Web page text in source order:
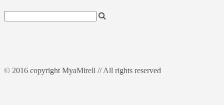
© 2016 copyright MyaMirell // All rights reserved